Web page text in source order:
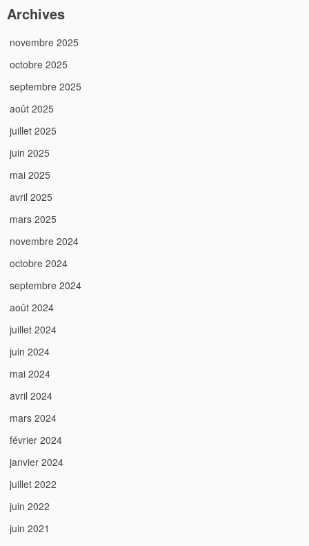
Archives
novembre 2025
octobre 2025
septembre 2025
août 2025
juillet 2025
juin 2025
mai 2025
avril 2025
mars 2025
novembre 2024
octobre 2024
septembre 2024
août 2024
juillet 2024
juin 2024
mai 2024
avril 2024
mars 2024
février 2024
janvier 2024
juillet 2022
juin 2022
juin 2021